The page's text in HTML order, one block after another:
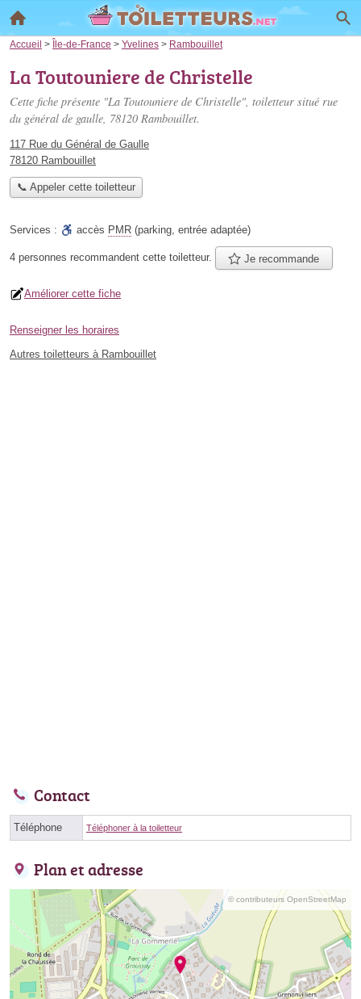
Accueil > Île-de-France > Yvelines > Rambouillet
La Toutouniere de Christelle
Cette fiche présente "La Toutouniere de Christelle", toiletteur situé rue
du général de gaulle, 78120 Rambouillet.
117 Rue du Général de Gaulle
78120 Rambouillet
📞 Appeler cette toiletteur
Services : accès PMR (parking, entrée adaptée)
4 personnes recommandent cette toiletteur. Je recommande
Améliorer cette fiche
Renseigner les horaires
Autres toiletteurs à Rambouillet
Contact
Téléphone Téléphoner à la toiletteur
Plan et adresse
© contributeurs OpenStreetMap